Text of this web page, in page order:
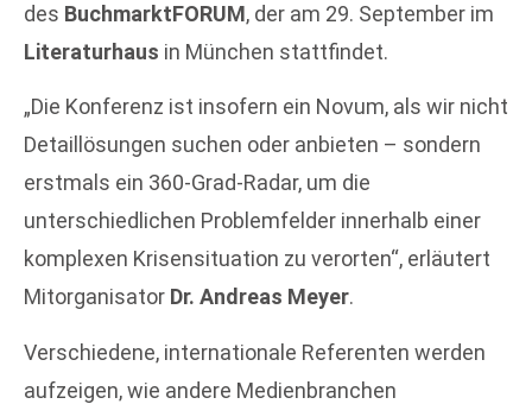
des BuchmarktFORUM, der am 29. September im
Literaturhaus in München stattfindet.
„Die Konferenz ist insofern ein Novum, als wir nicht
Detaillösungen suchen oder anbieten – sondern
erstmals ein 360-Grad-Radar, um die
unterschiedlichen Problemfelder innerhalb einer
komplexen Krisensituation zu verorten“, erläutert
Mitorganisator Dr. Andreas Meyer.
Verschiedene, internationale Referenten werden
aufzeigen, wie andere Medienbranchen